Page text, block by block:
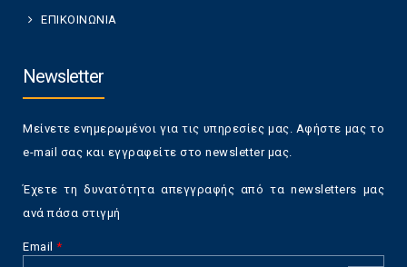
ΕΠΙΚΟΙΝΩΝΙΑ
Newsletter
Μείνετε ενημερωμένοι για τις υπηρεσίες μας. Αφήστε μας το
e-mail σας και εγγραφείτε στο newsletter μας.
Έχετε τη δυνατότητα απεγγραφής από τα newsletters μας
ανά πάσα στιγμή
Email *